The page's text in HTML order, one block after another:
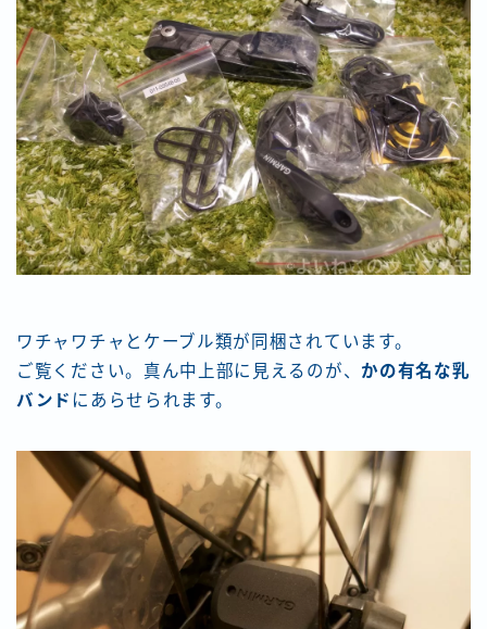
ワチャワチャとケーブル類が同梱されています。
ご覧ください。真ん中上部に見えるのが、 かの有名な乳
バンド にあらせられます。